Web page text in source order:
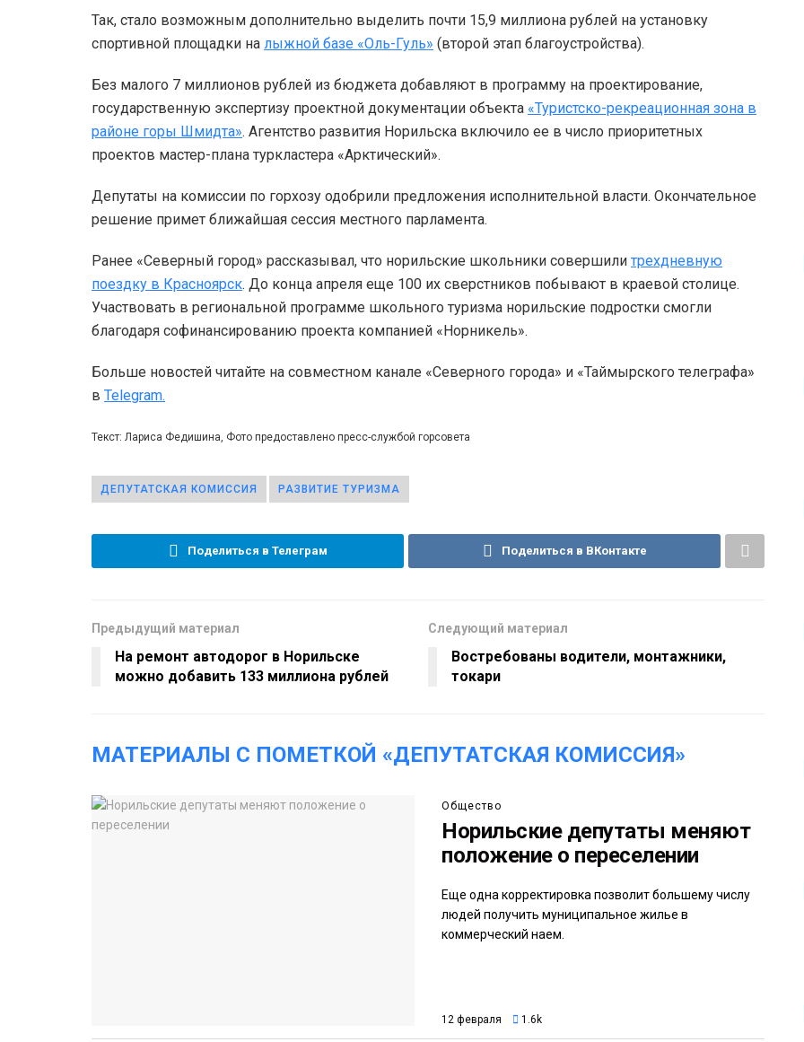
Так, стало возможным дополнительно выделить почти 15,9 миллиона рублей на установку
спортивной площадки на лыжной базе «Оль-Гуль» (второй этап благоустройства).
Без малого 7 миллионов рублей из бюджета добавляют в программу на проектирование,
государственную экспертизу проектной документации объекта «Туристско-рекреационная зона в
районе горы Шмидта». Агентство развития Норильска включило ее в число приоритетных
проектов мастер-плана туркластера «Арктический».
Депутаты на комиссии по горхозу одобрили предложения исполнительной власти. Окончательное
решение примет ближайшая сессия местного парламента.
Ранее «Северный город» рассказывал, что норильские школьники совершили трехдневную
поездку в Красноярск. До конца апреля еще 100 их сверстников побывают в краевой столице.
Участвовать в региональной программе школьного туризма норильские подростки смогли
благодаря софинансированию проекта компанией «Норникель».
Больше новостей читайте на совместном канале «Северного города» и «Таймырского телеграфа»
в Telegram.
Текст: Лариса Федишина, Фото предоставлено пресс-службой горсовета
ДЕПУТАТСКАЯ КОМИССИЯ РАЗВИТИЕ ТУРИЗМА
Поделиться в Телеграм Поделиться в ВКонтакте
Предыдущий материал
На ремонт автодорог в Норильске
можно добавить 133 миллиона рублей
Следующий материал
Востребованы водители, монтажники,
токари
МАТЕРИАЛЫ С ПОМЕТКОЙ «ДЕПУТАТСКАЯ КОМИССИЯ»
Общество
Норильские депутаты меняют
положение о переселении
Еще одна корректировка позволит большему числу
людей получить муниципальное жилье в
коммерческий наем.
12 февраля 1.6k